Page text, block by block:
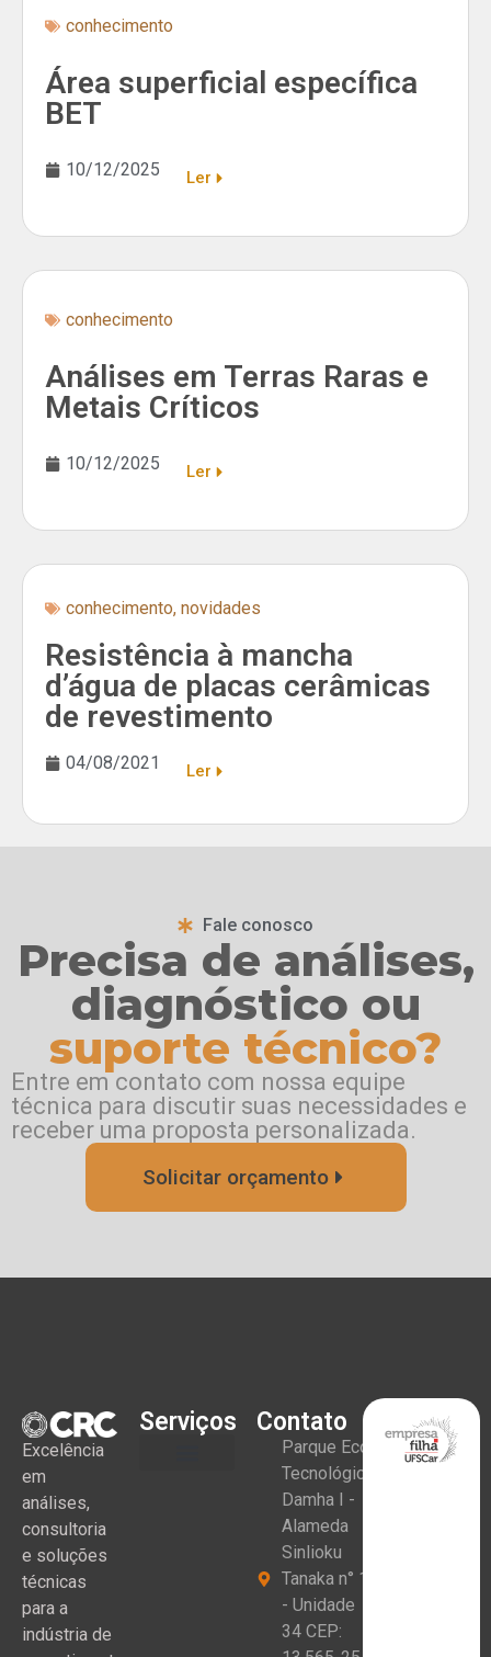
conhecimento
Área superficial específica
BET
10/12/2025 Ler
conhecimento
Análises em Terras Raras e
Metais Críticos
10/12/2025 Ler
conhecimento, novidades
Resistência à mancha
d’água de placas cerâmicas
de revestimento
04/08/2021 Ler
Fale conosco
Precisa de análises,
diagnóstico ou
suporte técnico?
Entre em contato com nossa equipe
técnica para discutir suas necessidades e
receber uma proposta personalizada.
Solicitar orçamento
Excelência
em
análises,
consultoria
e soluções
técnicas
para a
indústria de
Serviços Contato
Parque Eco
Tecnológico
Damha I -
Alameda
Sinlioku
Tanaka n° 1
- Unidade
34 CEP: